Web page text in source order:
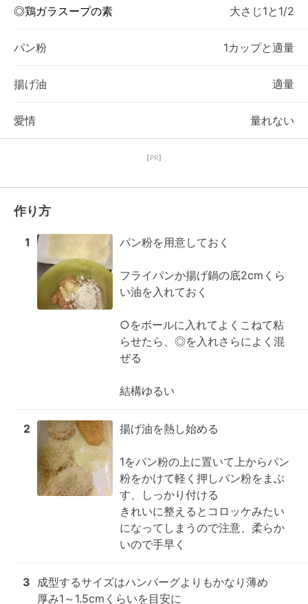
◎鶏ガラスープの素 大さじ1と1/2
パン粉 1カップと適量
揚げ油 適量
愛情 量れない
【PR】
作り方
1 パン粉を用意しておく
フライパンか揚げ鍋の底2cmくら
い油を入れておく
○をボールに入れてよくこねて粘
らせたら、◎を入れさらによく混
ぜる
結構ゆるい
2 揚げ油を熱し始める
1をパン粉の上に置いて上からパン
粉をかけて軽く押しパン粉をまぶ
す、しっかり付ける
きれいに整えるとコロッケみたい
になってしまうので注意、柔らか
いので手早く
3 成型するサイズはハンバーグよりもかなり薄め
厚み1～1.5cmくらいを目安に